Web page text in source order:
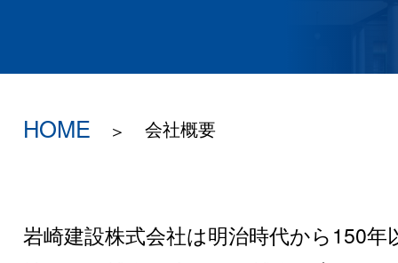
HOME 会社概要
岩崎建設株式会社は明治時代から150年